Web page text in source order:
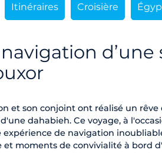
Itinéraires Croisière
d’une
et son conjoint ont réalisé un
dahabieh. Ce voyage, à
de navigation
et moments de convivialité à bord